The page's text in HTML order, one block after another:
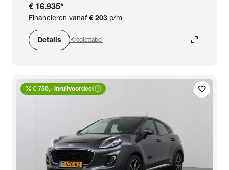
€ 16.935*
Financieren vanaf€ 203 p/m
Details Krediettabel expand_content
favorite
percent € 750,- inruilvoordeelhelp_outline